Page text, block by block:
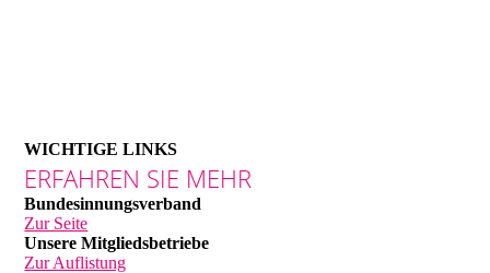
WICHTIGE LINKS
ERFAHREN SIE MEHR
Bundesinnungsverband
Zur Seite
Unsere Mitgliedsbetriebe
Zur Auflistung